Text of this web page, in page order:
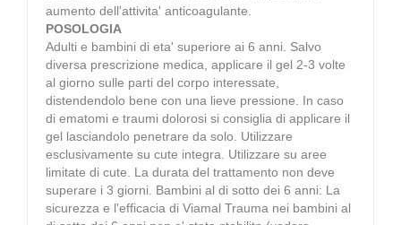
aumento dell'attivita' anticoagulante.
POSOLOGIA
Adulti e bambini di eta' superiore ai 6 anni. Salvo
diversa prescrizione medica, applicare il gel 2-3 volte
al giorno sulle parti del corpo interessate,
distendendolo bene con una lieve pressione. In caso
di ematomi e traumi dolorosi si consiglia di applicare il
gel lasciandolo penetrare da solo. Utilizzare
esclusivamente su cute integra. Utilizzare su aree
limitate di cute. La durata del trattamento non deve
superare i 3 giorni. Bambini al di sotto dei 6 anni: La
sicurezza e l'efficacia di Viamal Trauma nei bambini al